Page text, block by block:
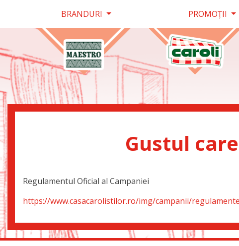
BRANDURI PROMOŢII
Gustul
Regulamentul Oficial al Campaniei
https://www.casacarolistilor.ro/img/campanii/